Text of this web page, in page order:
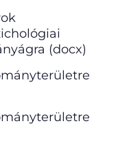
(docx)